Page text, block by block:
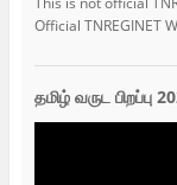
Official TNREGINET
தமிழ் வருட பிறப்பு